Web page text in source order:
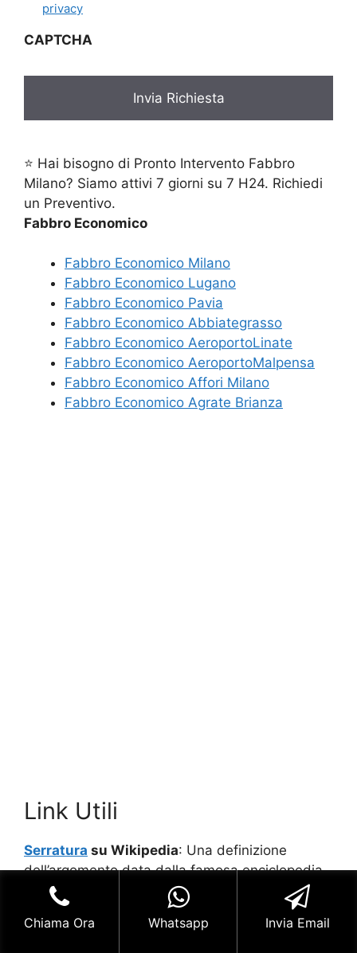
privacy
CAPTCHA
⭐ Hai bisogno di Pronto Intervento Fabbro
Milano? Siamo attivi 7 giorni su 7 H24. Richiedi
un Preventivo.
Fabbro Economico
Fabbro Economico Milano
Fabbro Economico Lugano
Fabbro Economico Pavia
Fabbro Economico Abbiategrasso
Fabbro Economico AeroportoLinate
Fabbro Economico AeroportoMalpensa
Fabbro Economico Affori Milano
Fabbro Economico Agrate Brianza
Link Utili
Serratura su Wikipedia: Una definizione
dell’argomento data dalla famosa enciclopedia
on line.
Fabbro Zibido San Giacomo,
Aperture
Chiama Ora Whatsapp Invia Email